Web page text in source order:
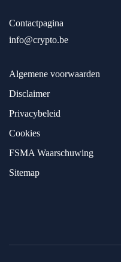
Contactpagina
info@crypto.be
Algemene voorwaarden
Disclaimer
Privacybeleid
Cookies
FSMA Waarschuwing
Sitemap